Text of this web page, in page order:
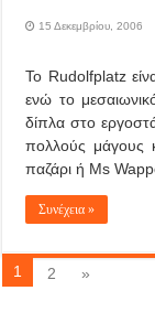
15 Δεκεμβρίου, 2006
Το Rudolfplatz
ενώ το
δίπλα στο
πολλούς μάγους
παζάρι ή Ms
Συνέχεια »
1 2 »